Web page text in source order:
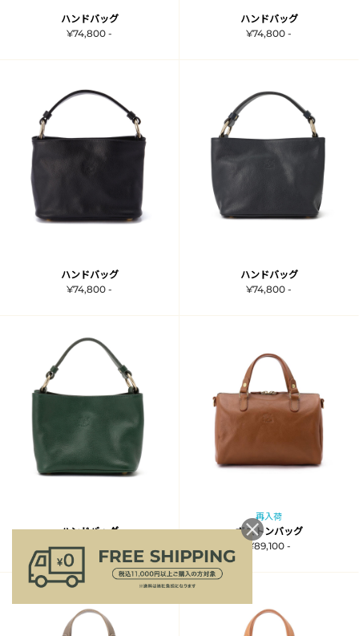
ハンドバッグ
¥74,800 -
ハンドバッグ
¥74,800 -
ハンドバッグ
¥74,800 -
ハンドバッグ
¥74,800 -
ハンドバッグ
¥74,800 -
再入荷
ボストンバッグ
¥89,100 -